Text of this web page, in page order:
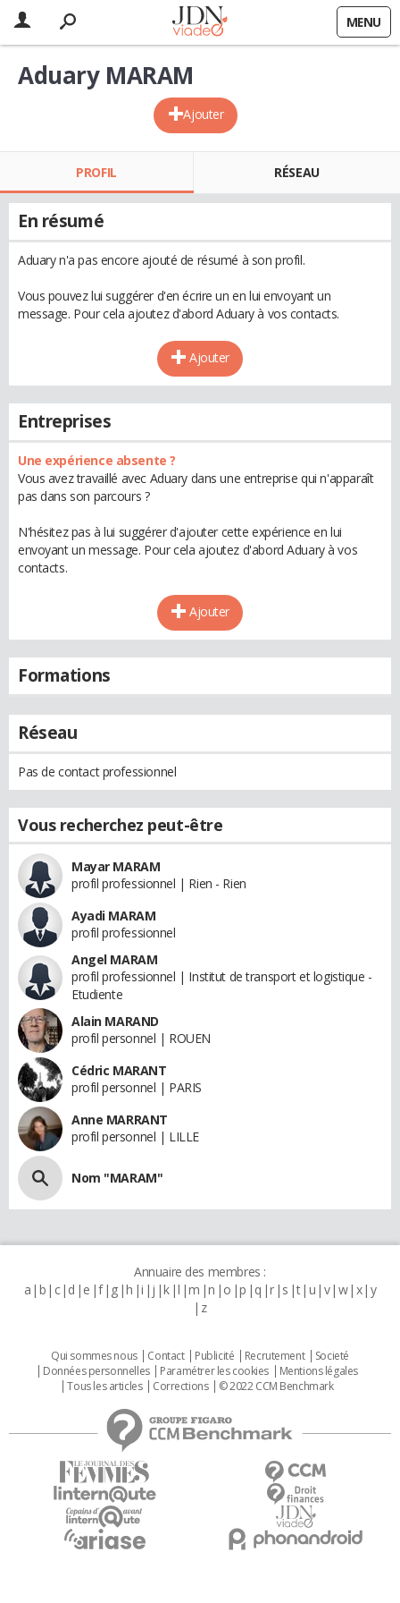
MENU
Ajouter
Aduary MARAM
PROFIL RÉSEAU
En résumé
Aduary n'a pas encore ajouté de résumé à son profil.
Vous pouvez lui suggérer d'en écrire un en lui envoyant un
message. Pour cela ajoutez d'abord Aduary à vos contacts.
Ajouter
Entreprises
Une expérience absente ?
Vous avez travaillé avec Aduary dans une entreprise qui n'apparaît
pas dans son parcours ?
N'hésitez pas à lui suggérer d'ajouter cette expérience en lui
envoyant un message. Pour cela ajoutez d'abord Aduary à vos
contacts.
Ajouter
Formations
Réseau
Pas de contact professionnel
Vous recherchez peut-être
Mayar MARAM
profil professionnel | Rien - Rien
Ayadi MARAM
profil professionnel
Angel MARAM
profil professionnel | Institut de transport et logistique -
Etudiente
Alain MARAND
profil personnel | ROUEN
Cédric MARANT
profil personnel | PARIS
Anne MARRANT
profil personnel | LILLE
Nom "MARAM"
Annuaire des membres :
a b c d e f g h i j k l m n o p q r s t u v w x y
z
Qui sommes nous Contact Publicité Recrutement
Societé
Données personnelles
Paramétrer les cookies
Mentions légales
Tous les articles
Corrections © 2022 CCM Benchmark